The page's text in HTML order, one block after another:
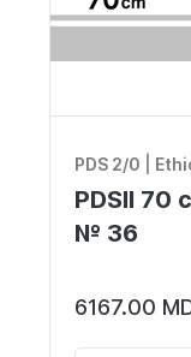
PDS 2/0
PDSII 70
№ 36
6167.00